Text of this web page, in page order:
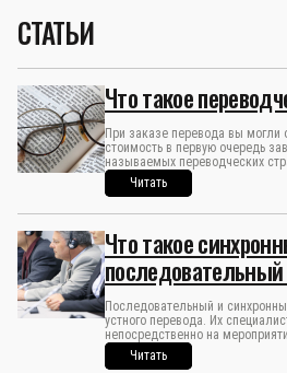
СТАТЬИ
Что такое
При заказе перевода вы могли
стоимость в первую очередь
называемых переводческих
Читать
Что такое
Последовательный и
устного перевода. Их
непосредственно на
Читать